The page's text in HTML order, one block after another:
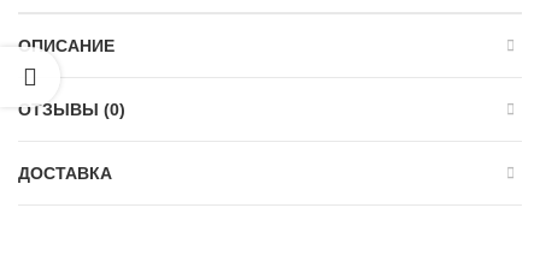
ОПИСАНИЕ
ОТЗЫВЫ (0)
ДОСТАВКА